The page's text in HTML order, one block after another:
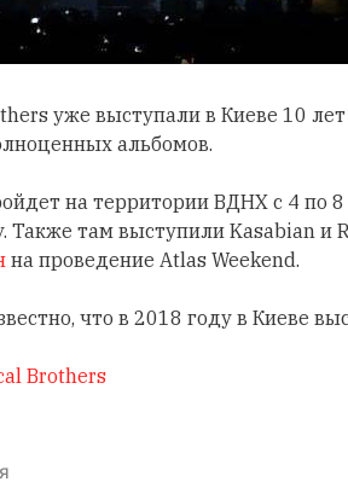
уже выступали в Киеве 10
альбомов.
на территории ВДНХ с 4 по
Также там выступили Kasabian и
на проведение Atlas Weekend.
что в 2018 году в Киеве
Brothers